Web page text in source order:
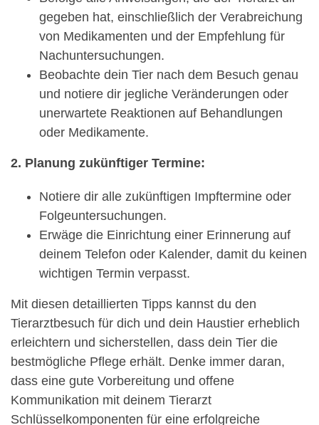
gegeben hat, einschließlich der Verabreichung
von Medikamenten und der Empfehlung für
Nachuntersuchungen.
Beobachte dein Tier nach dem Besuch genau
und notiere dir jegliche Veränderungen oder
unerwartete Reaktionen auf Behandlungen
oder Medikamente.
2. Planung zukünftiger Termine:
Notiere dir alle zukünftigen Impftermine oder
Folgeuntersuchungen.
Erwäge die Einrichtung einer Erinnerung auf
deinem Telefon oder Kalender, damit du keinen
wichtigen Termin verpasst.
Mit diesen detaillierten Tipps kannst du den
Tierarztbesuch für dich und dein Haustier erheblich
erleichtern und sicherstellen, dass dein Tier die
bestmögliche Pflege erhält. Denke immer daran,
dass eine gute Vorbereitung und offene
Kommunikation mit deinem Tierarzt
Schlüsselkomponenten für eine erfolgreiche